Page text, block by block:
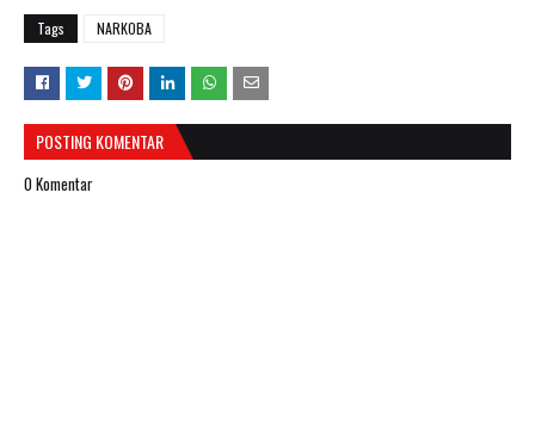
Tags NARKOBA
POSTING KOMENTAR
0 Komentar